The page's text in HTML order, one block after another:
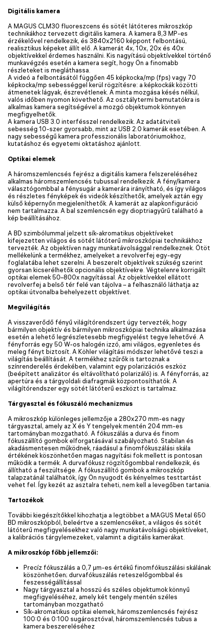
Digitális kamera
A MAGUS CLM30 fluoreszcens és sötét látóteres mikroszkóp
technikákhoz tervezett digitális kamera. A kamera 8,3 MP-es
érzékelővel rendelkezik, és 3840x2160 képpont felbontású,
realisztikus képeket állít elő. A kamerát 4x, 10x, 20x és 40x
objektívekkel érdemes használni. Kis nagyítású objektívekkel történő
munkavégzés esetén a kamera segít, hogy Ön a finomabb
részleteket is megláthassa.
A videó a felbontásától függően 45 képkocka/mp (fps) vagy 70
képkocka/mp sebességgel kerül rögzítésre: a képkockák közötti
átmenetek lágyak, észrevétlenek. A minta mozgása késés nélkül,
valós időben nyomon követhető. Az osztálytermi bemutatókra is
alkalmas kamera segítségével a mozgó objektumok könnyen
megfigyelhetők.
A kamera USB 3.0 interfésszel rendelkezik. Az adatátviteli
sebesség 10-szer gyorsabb, mint az USB 2.0 kamerák esetében. A
nagy sebességű kamera professzionális laboratóriumokhoz,
kutatáshoz és egyetemi oktatáshoz ajánlott.
Optikai elemek
A háromszemlencsés fejrész a digitális kamera felszereléséhez
alkalmas háromszemlencsés tubussal rendelkezik. A fény/kamera
választógombbal a fénysugár a kamerára irányítható, és így világos
és részletes fényképek és videók készíthetők, amelyek aztán egy
külső képernyőn megjeleníthetők. A kamerát az alapkonfiguráció
nem tartalmazza. A bal szemlencsén egy dioptriagyűrű található a
kép beállításához.
A BD szimbólummal jelzett sík-akromatikus objektíveket
kifejezetten világos és sötét látóterű mikroszkópiai technikákhoz
tervezték. Az objektíven nagy munkatávolsággal rendelkeznek. Ötöt
mellékelünk a termékhez, amelyeket a revolverfej egy-egy
foglalatába lehet szerelni. A beszerelt objektívek szükség szerint
gyorsan kicserélhetők opcionális objektívekre. Végtelenre korrigált
optikai elemek 50–800x nagyítással. Az objektívekkel ellátott
revolverfej a belső tér felé van tájolva – a felhasználó láthatja az
optikai útvonalba behelyezett objektívet.
Megvilágítás
A visszaverődő fényű világítórendszert úgy tervezték, hogy
bármilyen objektív és bármilyen mikroszkópiai technika alkalmazása
esetén a lehető legrészletesebb megfigyelést tegye lehetővé. A
fényforrás egy 50 W-os halogén izzó, ami világos, egyenletes és
meleg fényt biztosít. A Köhler világítási módszer lehetővé teszi a
világítás beállítását. A termékhez szűrők is tartoznak a
színrenderelés érdekében, valamint egy polarizációs eszköz
(beépített analizátor és eltávolítható polarizáló) is. A fényforrás, az
apertúra és a tárgyoldali diafragmák központosíthatók. A
világítórendszer egy sötét látóterű eszközt is tartalmaz.
Tárgyasztal és fókuszáló mechanizmus
A mikroszkóp különleges jellemzője a 280x270 mm-es nagy
tárgyasztal, amely az X és Y tengelyek mentén 204 mm-es
tartományban mozgatható. A fókuszálás a durva és finom
fókuszállító gombok elforgatásával szabályozható. Stabilan és
akadásmentesen működnek, ráadásul a finomfókuszálási skála
értékének köszönhetően magas nagyítási fok mellett is pontosan
működik a termék. A durvafókusz rögzítőgombbal rendelkezik, és
állítható a feszültsége. A fókuszállító gombok a mikroszkóp
talapzatánál találhatók, így Ön nyugodt és kényelmes testtartást
vehet fel. Így kezét az asztalra teheti, nem kell a levegőben tartania.
Tartozékok
További kiegészítőkkel kihozhatja a legtöbbet a MAGUS Metal 650
BD mikroszkópból, beleértve a szemlencséket, a világos és sötét
látóterű megfigyelésekhez való nagy munkatávolságú objektíveket,
a kalibrációs tárgylemezeket, valamint a digitális kamerákat.
A mikroszkóp főbb jellemzői:
Precíz fókuszálás a 0,7 µm-es értékű finomfókuszálási skálának
köszönhetően; durvafókuszálás reteszelőgombbal és
feszességállítással
Nagy tárgyasztal a hosszú és széles objektumok könnyű
megfigyeléséhez, amely két tengely mentén széles
tartományban mozgatható
Sík-akromatikus optikai elemek, háromszemlencsés fejrész
100:0 és 0:100 sugárosztóval, háromszemlencsés tubus a
kamera beszereléséhez